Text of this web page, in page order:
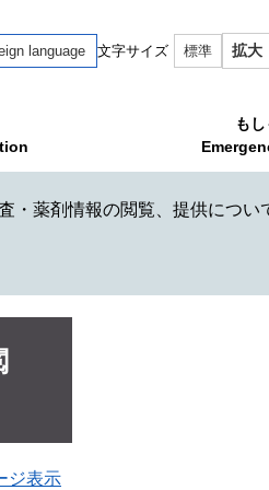
language 文字サイズ 標準 拡大
も
・薬剤情報の閲覧、提供につい
ジ表示